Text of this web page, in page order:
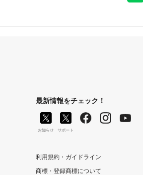
最新情報をチェック！
お知らせ サポート
利用規約・ガイドライン
商標・登録商標について